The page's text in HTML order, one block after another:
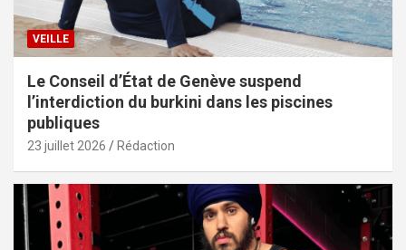
VEILLE
Le Conseil d’État de Genève suspend
l’interdiction du burkini dans les piscines
publiques
23 juillet 2026 Rédaction